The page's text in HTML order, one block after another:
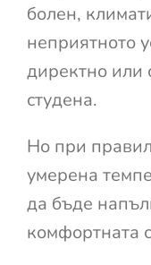
болен,
неприятното
директно или
студена.
Но при
умерена
да бъде
комфортната